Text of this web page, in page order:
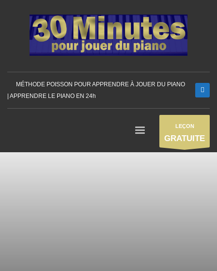
MÉTHODE POISSON POUR APPRENDRE À JOUER DU PIANO
| APPRENDRE LE PIANO EN 24h
LEÇON
GRATUITE